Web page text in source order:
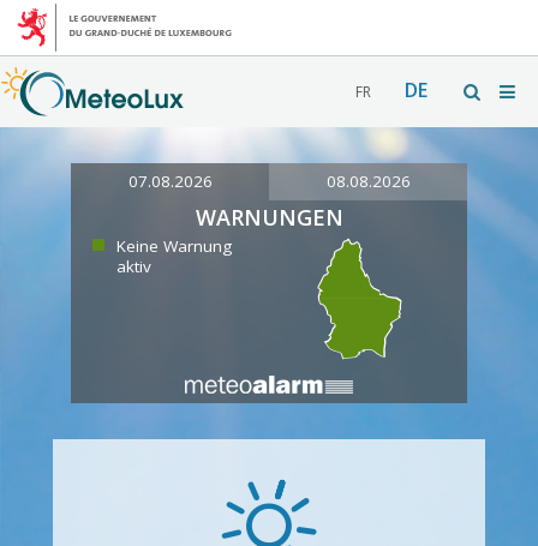
FR DE
07.08.2026 08.08.2026
WARNUNGEN
Keine Warnung
aktiv